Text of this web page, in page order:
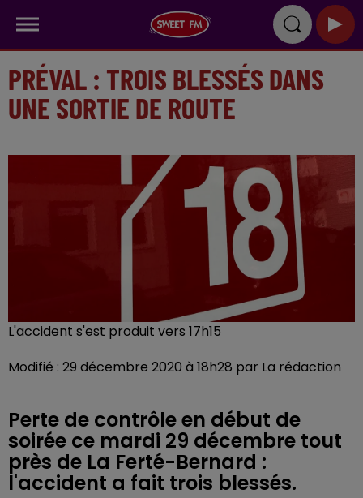
PRÉVAL : TROIS BLESSÉS DANS
UNE SORTIE DE ROUTE
L'accident s'est produit vers 17h15
Modifié : 29 décembre 2020 à 18h28 par La rédaction
Perte de contrôle en début de
soirée ce mardi 29 décembre tout
près de La Ferté-Bernard :
l'accident a fait trois blessés.